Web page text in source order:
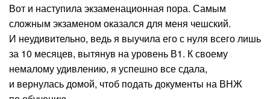
Вот и наступила экзаменационная пора. Самым
сложным экзаменом оказался для меня чешский.
И неудивительно, ведь я выучила его с нуля всего лишь
за 10 месяцев, вытянув на уровень В1. К своему
немалому удивлению, я успешно все сдала,
и вернулась домой, чтоб подать документы на ВНЖ